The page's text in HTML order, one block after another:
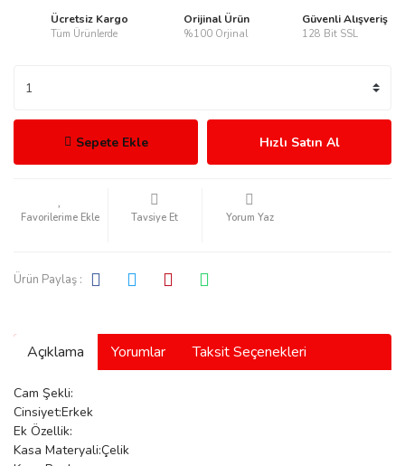
Manoir
Ücretsiz Kargo
Tüm Ürünlerde
Orijinal Ürün
%100 Orjinal
Güvenli Alışveriş
128 Bit SSL
Sepete Ekle Hızlı Satın Al
Tavsiye Et Yorum Yaz
Ürün Paylaş :
Açıklama Yorumlar Taksit Seçenekleri
Cam Şekli:
Cinsiyet:Erkek
Ek Özellik:
Kasa Materyali:Çelik